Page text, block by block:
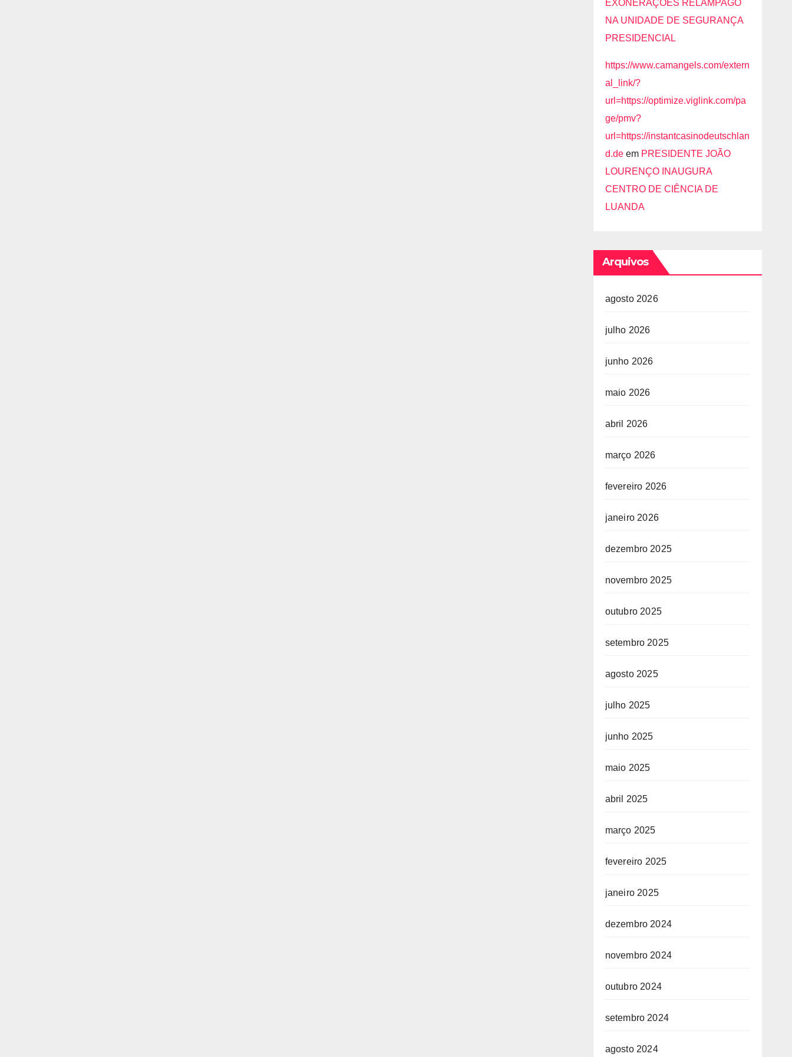
EXONERAÇÕES RELÂMPAGO
NA UNIDADE DE SEGURANÇA
PRESIDENCIAL
https://www.camangels.com/extern
al_link/?
url=https://optimize.viglink.com/pa
ge/pmv?
url=https://instantcasinodeutschlan
d.deem PRESIDENTE JOÃO
LOURENÇO INAUGURA
CENTRO DE CIÊNCIA DE
LUANDA
Arquivos
agosto 2026
julho 2026
junho 2026
maio 2026
abril 2026
março 2026
fevereiro 2026
janeiro 2026
dezembro 2025
novembro 2025
outubro 2025
setembro 2025
agosto 2025
julho 2025
junho 2025
maio 2025
abril 2025
março 2025
fevereiro 2025
janeiro 2025
dezembro 2024
novembro 2024
outubro 2024
setembro 2024
agosto 2024